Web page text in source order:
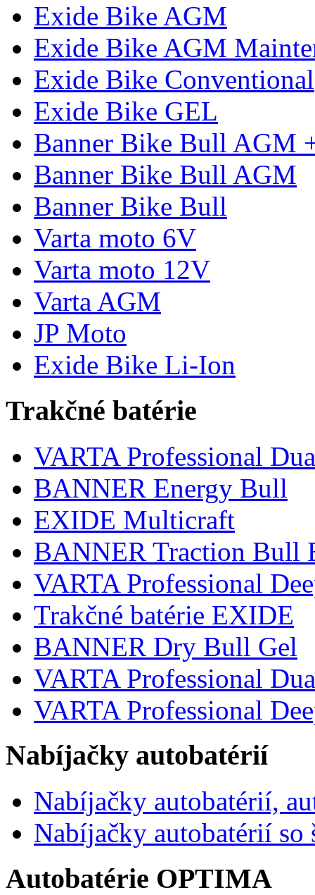
Exide Bike AGM
Exide Bike AGM
Exide Bike Conventional
Exide Bike GEL
Banner Bike Bull AGM
Banner Bike Bull AGM
Banner Bike Bull
Varta moto 6V
Varta moto 12V
Varta AGM
JP Moto
Exide Bike Li-Ion
Trakčné batérie
VARTA Professional
BANNER Energy Bull
EXIDE Multicraft
BANNER Traction Bull
VARTA Professional
Trakčné batérie EXIDE
BANNER Dry Bull Gel
VARTA Professional
VARTA Professional
Nabíjačky autobatérií
Nabíjačky autobatérií,
Nabíjačky autobatérií so
Autobatérie OPTIMA